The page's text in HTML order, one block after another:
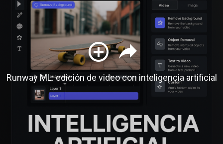
Runway ML: edición de video con inteligencia artificial